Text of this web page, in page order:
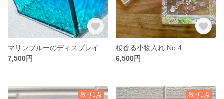
7,500円
桜香る小物入れ No.4
6,500円
残り1点 残り1点